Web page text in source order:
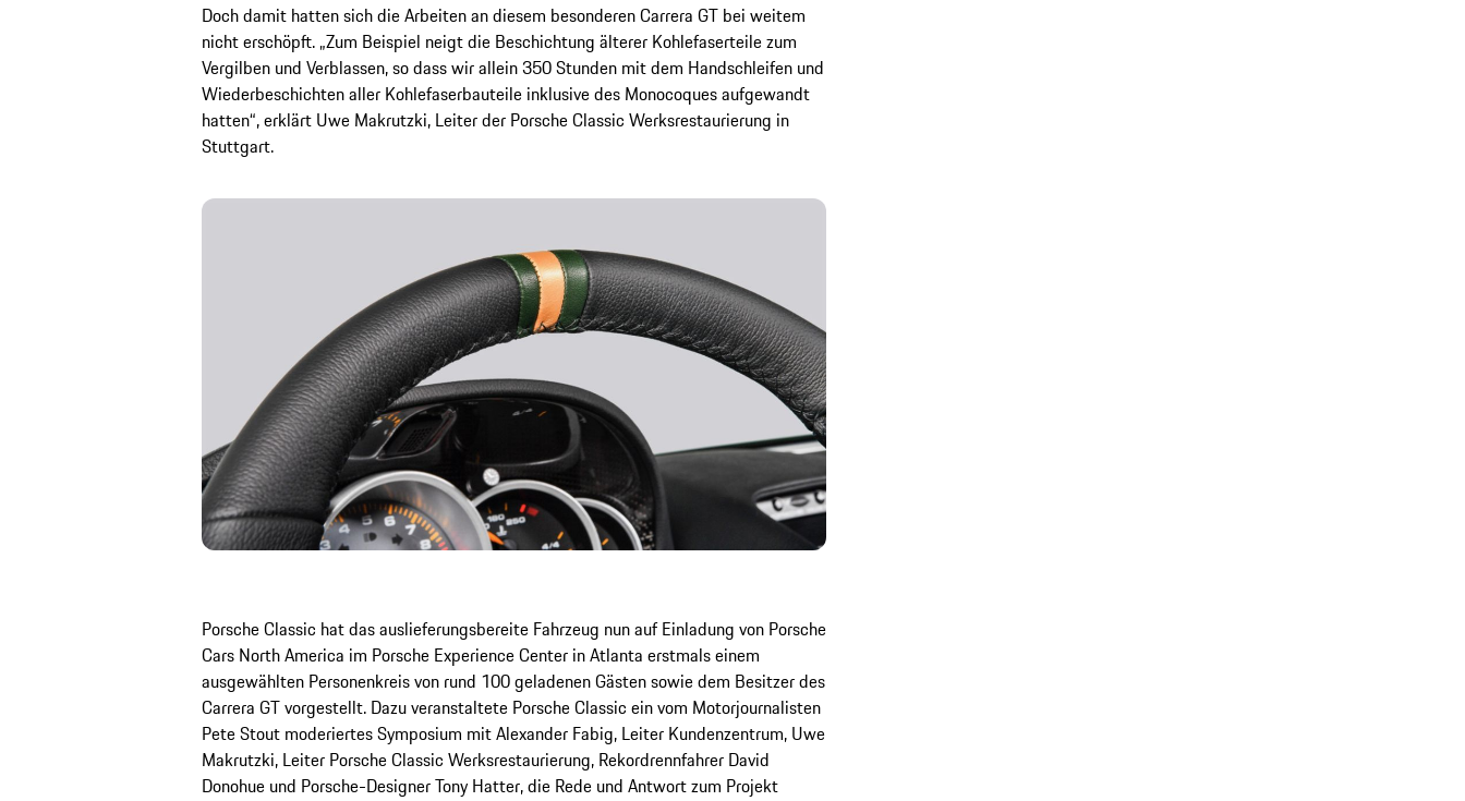
Doch damit hatten sich die Arbeiten an diesem besonderen Carrera GT bei weitem
nicht erschöpft. „Zum Beispiel neigt die Beschichtung älterer Kohlefaserteile zum
Vergilben und Verblassen, so dass wir allein 350 Stunden mit dem Handschleifen und
Wiederbeschichten aller Kohlefaserbauteile inklusive des Monocoques aufgewandt
hatten“, erklärt Uwe Makrutzki, Leiter der Porsche Classic Werksrestaurierung in
Stuttgart.
Porsche Classic hat das auslieferungsbereite Fahrzeug nun auf Einladung von Porsche
Cars North America im Porsche Experience Center in Atlanta erstmals einem
ausgewählten Personenkreis von rund 100 geladenen Gästen sowie dem Besitzer des
Carrera GT vorgestellt. Dazu veranstaltete Porsche Classic ein vom Motorjournalisten
Pete Stout moderiertes Symposium mit Alexander Fabig, Leiter Kundenzentrum, Uwe
Makrutzki, Leiter Porsche Classic Werksrestaurierung, Rekordrennfahrer David
Donohue und Porsche-Designer Tony Hatter, die Rede und Antwort zum Projekt